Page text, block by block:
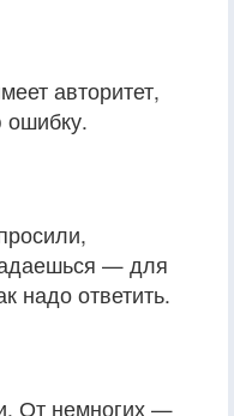
авторитет,
ошибку.
— для
надо ответить.
От немногих —